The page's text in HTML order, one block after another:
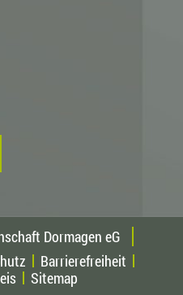
Dormagen eG
Barrierefreiheit
Sitemap